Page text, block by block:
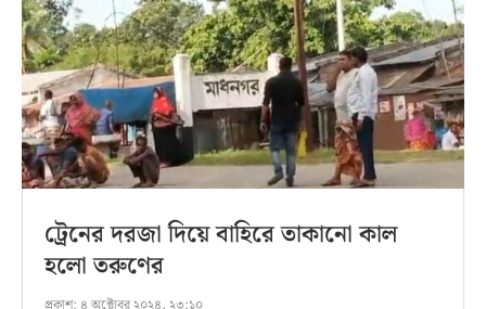
ট্রেনের দরজা দিয়ে বাহিরে তাকানো কাল
হলো তরুণের